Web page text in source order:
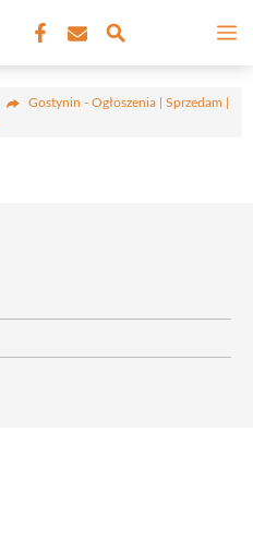
Gostynin - Ogłoszenia | Sprzedam |